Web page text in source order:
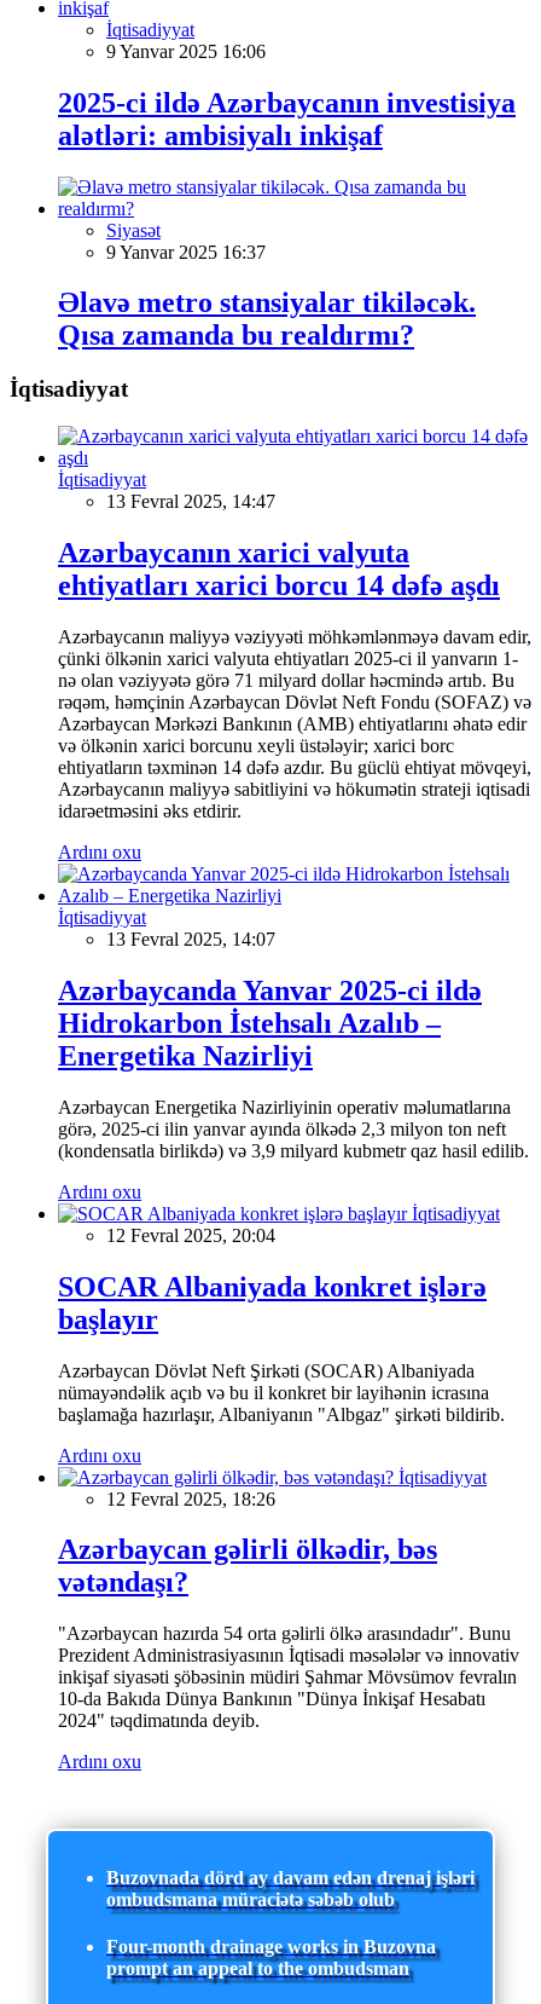
İqtisadiyyat
9 Yanvar 2025 16:06
2025-ci ildə Azərbaycanın investisiya
alətləri: ambisiyalı inkişaf
Siyasət
9 Yanvar 2025 16:37
Əlavə metro stansiyalar tikiləcək.
Qısa zamanda bu realdırmı?
İqtisadiyyat
İqtisadiyyat
13 Fevral 2025, 14:47
Azərbaycanın xarici valyuta
ehtiyatları xarici borcu 14 dəfə aşdı
Azərbaycanın maliyyə vəziyyəti möhkəmlənməyə davam edir,
çünki ölkənin xarici valyuta ehtiyatları 2025-ci il yanvarın 1-
nə olan vəziyyətə görə 71 milyard dollar həcmində artıb. Bu
rəqəm, həmçinin Azərbaycan Dövlət Neft Fondu (SOFAZ) və
Azərbaycan Mərkəzi Bankının (AMB) ehtiyatlarını əhatə edir
və ölkənin xarici borcunu xeyli üstələyir; xarici borc
ehtiyatların təxminən 14 dəfə azdır. Bu güclü ehtiyat mövqeyi,
Azərbaycanın maliyyə sabitliyini və hökumətin strateji iqtisadi
idarəetməsini əks etdirir.
Ardını oxu
İqtisadiyyat
13 Fevral 2025, 14:07
Azərbaycanda Yanvar 2025-ci ildə
Hidrokarbon İstehsalı Azalıb –
Energetika Nazirliyi
Azərbaycan Energetika Nazirliyinin operativ məlumatlarına
görə, 2025-ci ilin yanvar ayında ölkədə 2,3 milyon ton neft
(kondensatla birlikdə) və 3,9 milyard kubmetr qaz hasil edilib.
Ardını oxu
İqtisadiyyat
12 Fevral 2025, 20:04
SOCAR Albaniyada konkret işlərə
başlayır
Azərbaycan Dövlət Neft Şirkəti (SOCAR) Albaniyada
nümayəndəlik açıb və bu il konkret bir layihənin icrasına
başlamağa hazırlaşır, Albaniyanın "Albgaz" şirkəti bildirib.
Ardını oxu
İqtisadiyyat
12 Fevral 2025, 18:26
Azərbaycan gəlirli ölkədir, bəs
vətəndaşı?
"Azərbaycan hazırda 54 orta gəlirli ölkə arasındadır". Bunu
Prezident Administrasiyasının İqtisadi məsələlər və innovativ
inkişaf siyasəti şöbəsinin müdiri Şahmar Mövsümov fevralın
10-da Bakıda Dünya Bankının "Dünya İnkişaf Hesabatı
2024" təqdimatında deyib.
Ardını oxu
Buzovnada dörd ay davam edən drenaj işləri
ombudsmana müraciətə səbəb olub
Four-month drainage works in Buzovna
prompt an appeal to the ombudsman